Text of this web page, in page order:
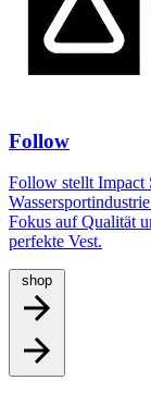
Follow
Follow stellt Impact
Fokus auf Qualität
perfekte Vest.
shop